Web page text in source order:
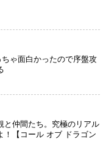
ちゃ面白かったので序盤攻
と仲間たち。究極のリアル
！【コール オブ ドラゴン